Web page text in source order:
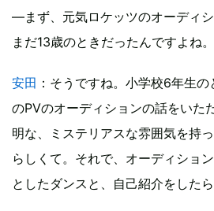
―まず、元気ロケッツのオーディシ
まだ13歳のときだったんですよね。
安田 ：そうですね。小学校6年生
のPVのオーディションの話をいた
明な、ミステリアスな雰囲気を持
らしくて。それで、オーディショ
としたダンスと、自己紹介をした